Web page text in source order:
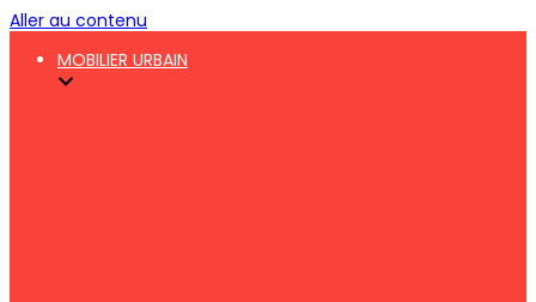
Aller au contenu
MOBILIER URBAIN